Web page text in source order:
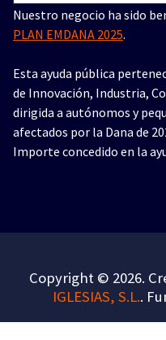
Nuestro negocio ha sido
PLAN EMDANA 2025.
Esta ayuda pública
de Innovación, Industria,
dirigida a autónomos y
afectados por la Dana de
Importe concedido en la
Copyright © 2026.
IGLESIAS, S.L..